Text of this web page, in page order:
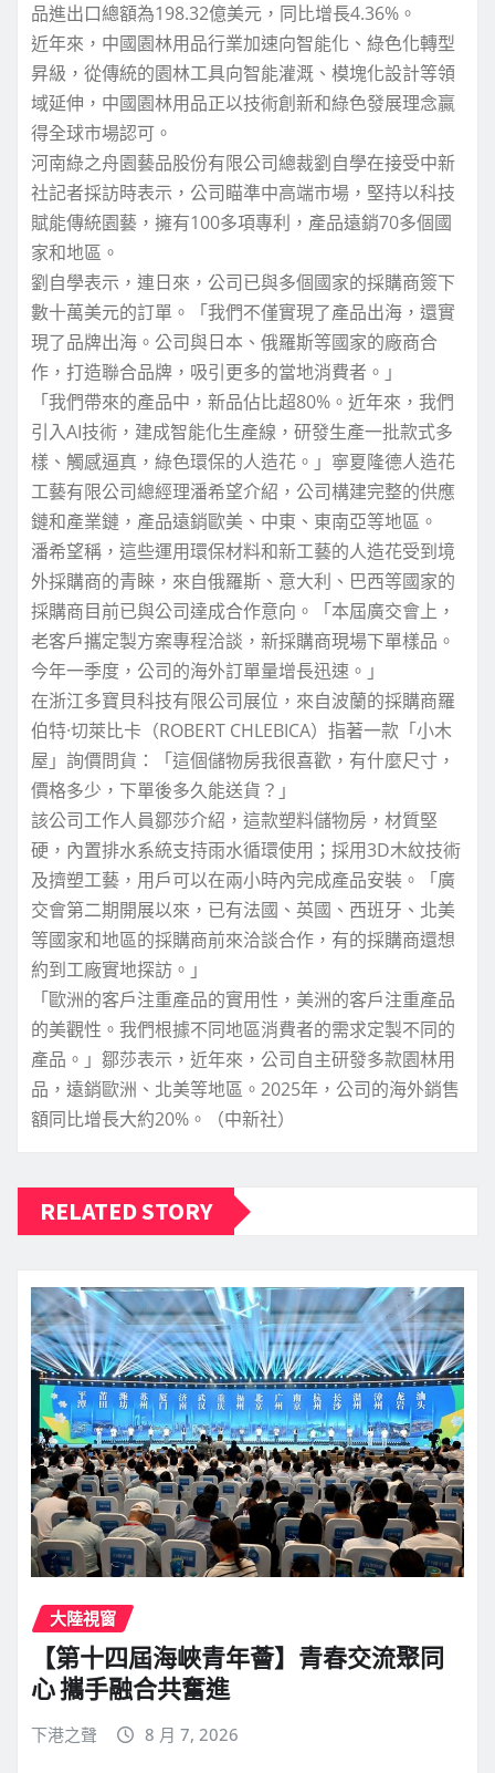
品進出口總額為198.32億美元，同比增長4.36%。
近年來，中國園林用品行業加速向智能化、綠色化轉型
昇級，從傳統的園林工具向智能灌溉、模塊化設計等領
域延伸，中國園林用品正以技術創新和綠色發展理念贏
得全球市場認可。
河南綠之舟園藝品股份有限公司總裁劉自學在接受中新
社記者採訪時表示，公司瞄準中高端市場，堅持以科技
賦能傳統園藝，擁有100多項專利，產品遠銷70多個國
家和地區。
劉自學表示，連日來，公司已與多個國家的採購商簽下
數十萬美元的訂單。「我們不僅實現了產品出海，還實
現了品牌出海。公司與日本、俄羅斯等國家的廠商合
作，打造聯合品牌，吸引更多的當地消費者。」
「我們帶來的產品中，新品佔比超80%。近年來，我們
引入AI技術，建成智能化生產線，研發生產一批款式多
樣、觸感逼真，綠色環保的人造花。」寧夏隆德人造花
工藝有限公司總經理潘希望介紹，公司構建完整的供應
鏈和產業鏈，產品遠銷歐美、中東、東南亞等地區。
潘希望稱，這些運用環保材料和新工藝的人造花受到境
外採購商的青睞，來自俄羅斯、意大利、巴西等國家的
採購商目前已與公司達成合作意向。「本屆廣交會上，
老客戶攜定製方案專程洽談，新採購商現場下單樣品。
今年一季度，公司的海外訂單量增長迅速。」
在浙江多寶貝科技有限公司展位，來自波蘭的採購商羅
伯特·切萊比卡（ROBERT CHLEBICA）指著一款「小木
屋」詢價問貨：「這個儲物房我很喜歡，有什麼尺寸，
價格多少，下單後多久能送貨？」
該公司工作人員鄒莎介紹，這款塑料儲物房，材質堅
硬，內置排水系統支持雨水循環使用；採用3D木紋技術
及擠塑工藝，用戶可以在兩小時內完成產品安裝。「廣
交會第二期開展以來，已有法國、英國、西班牙、北美
等國家和地區的採購商前來洽談合作，有的採購商還想
約到工廠實地探訪。」
「歐洲的客戶注重產品的實用性，美洲的客戶注重產品
的美觀性。我們根據不同地區消費者的需求定製不同的
產品。」鄒莎表示，近年來，公司自主研發多款園林用
品，遠銷歐洲、北美等地區。2025年，公司的海外銷售
額同比增長大約20%。（中新社）
RELATED STORY
大陸視窗
【第十四屆海峽青年薈】青春交流聚同
心 攜手融合共奮進
下港之聲 8 月 7, 2026